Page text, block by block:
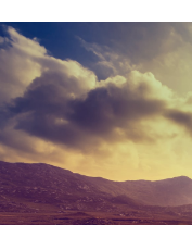
+33 (0)9 72 38 52
VOYAGE DE
QL AVANTAGES
ESPACE PRO